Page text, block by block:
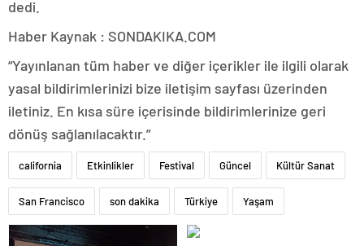
dedi.
Haber Kaynak : SONDAKIKA.COM
“Yayınlanan tüm haber ve diğer içerikler ile ilgili olarak
yasal bildirimlerinizi bize iletişim sayfası üzerinden
iletiniz. En kısa süre içerisinde bildirimlerinize geri
dönüş sağlanılacaktır.”
california Etkinlikler Festival Güncel Kültür Sanat
San Francisco son dakika Türkiye Yaşam